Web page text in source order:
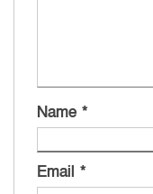
Name *
Email *